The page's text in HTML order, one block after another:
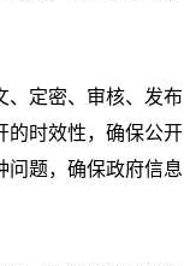
定密、审核、发布
的时效性，确保公开
问题，确保政府信息